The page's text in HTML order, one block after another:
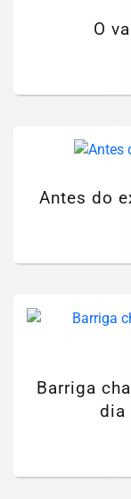
O
Antes do
Barriga
dia